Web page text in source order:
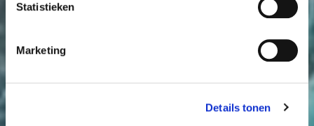
Statistieken
Marketing
Details tonen